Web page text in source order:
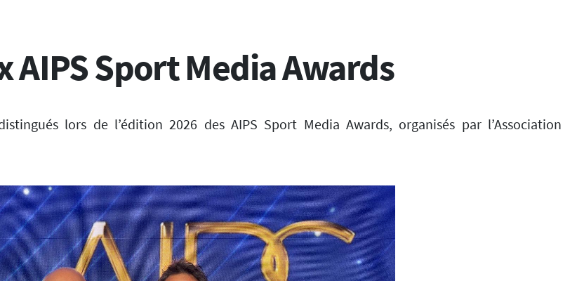
AIPS Sport Media Awards
lors de l’édition 2026 des AIPS Sport Media Awards, organisés par l’Association